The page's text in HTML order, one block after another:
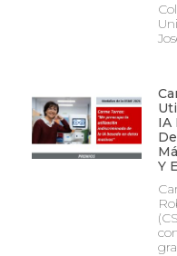
IA
Y